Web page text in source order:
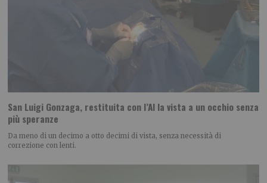
San Luigi Gonzaga, restituita con l’AI la vista a un occhio senza
più speranze
Da meno di un decimo a otto decimi di vista, senza necessità di
correzione con lenti.